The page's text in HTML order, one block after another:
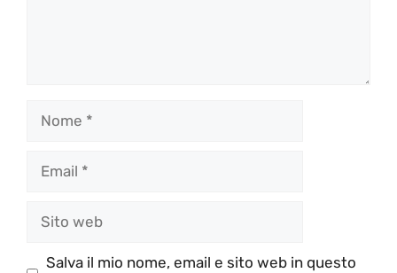
Salva il mio nome, email e sito web in questo